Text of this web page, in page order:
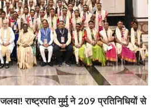
राष्ट्रपति मुर्मु ने 209 प्रतिनिधियों से